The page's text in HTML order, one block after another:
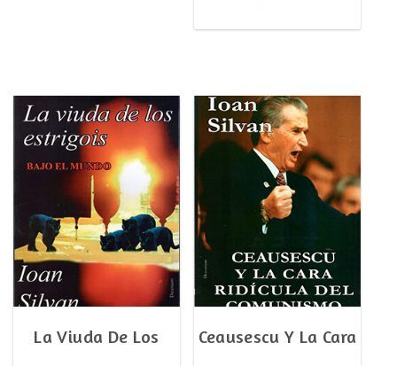
La Viuda De Los Ceausescu Y La Cara